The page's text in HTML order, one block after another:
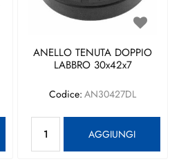
ANELLO TENUTA DOPPIO
LABBRO 30x42x7
Codice: AN30427DL
AGGIUNGI